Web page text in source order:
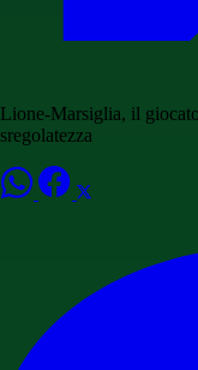
Lione-Marsiglia, il
sregolatezza